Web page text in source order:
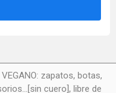
zapatos, botas,
cuero], libre de